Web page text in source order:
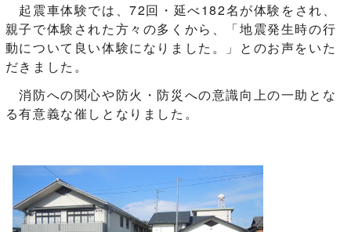
起震車体験では、72回・延べ182名が体験をされ、
親子で体験された方々の多くから、「地震発生時の行
動について良い体験になりました。」とのお声をいた
だきました。
消防への関心や防火・防災への意識向上の一助とな
る有意義な催しとなりました。